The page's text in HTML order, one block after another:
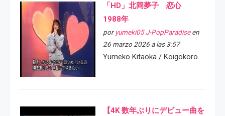
「HD」北岡夢子 恋心
1988年
por yumeki05 J-PopParadiseen
26 marzo 2026 a las 3:57
Yumeko Kitaoka / Koigokoro
【4K 数年ぶりにデビュー曲を